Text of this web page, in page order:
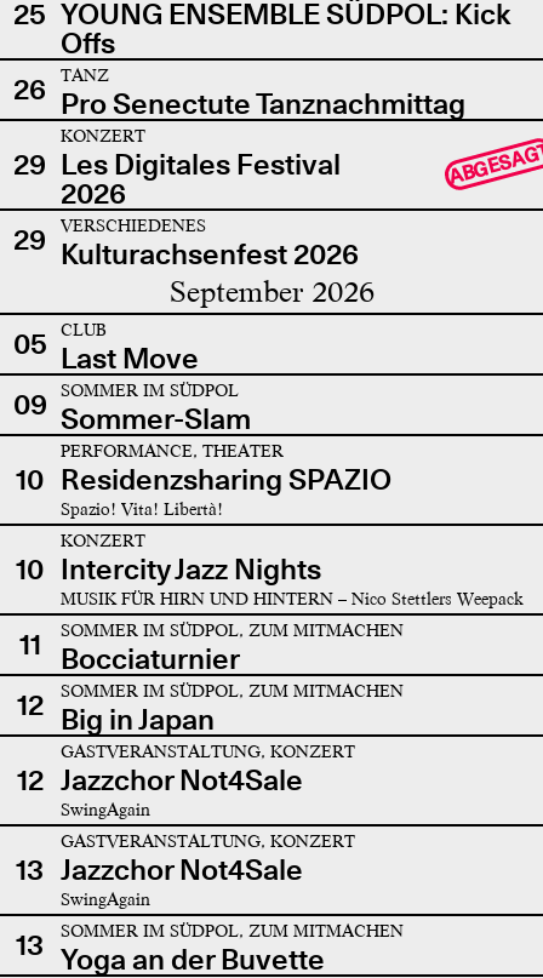
25 YOUNG ENSEMBLE SÜDPOL: Kick
Offs
26
TANZ
Pro Senectute Tanznachmittag
29
KONZERT
Les Digitales Festival
2026
29 VERSCHIEDENES
Kulturachsenfest 2026
September 2026
05 CLUB
Last Move
09
SOMMER IM SÜDPOL
Sommer-Slam
10
PERFORMANCE, THEATER
Residenzsharing SPAZIO
Spazio! Vita! Libertà!
10
KONZERT
Intercity Jazz Nights
MUSIK FÜR HIRN UND HINTERN – Nico Stettlers Weepack
11 SOMMER IM SÜDPOL, ZUM MITMACHEN
Bocciaturnier
12
SOMMER IM SÜDPOL, ZUM MITMACHEN
Big in Japan
12
GASTVERANSTALTUNG, KONZERT
Jazzchor Not4Sale
SwingAgain
13
GASTVERANSTALTUNG, KONZERT
Jazzchor Not4Sale
SwingAgain
13 SOMMER IM SÜDPOL, ZUM MITMACHEN
Yoga an der Buvette